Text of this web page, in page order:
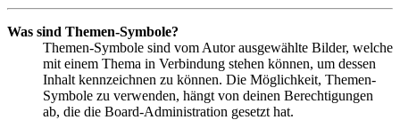
Was sind Themen-Symbole?
Themen-Symbole sind vom Autor ausgewählte Bilder, welche
mit einem Thema in Verbindung stehen können, um dessen
Inhalt kennzeichnen zu können. Die Möglichkeit, Themen-
Symbole zu verwenden, hängt von deinen Berechtigungen
ab, die die Board-Administration gesetzt hat.